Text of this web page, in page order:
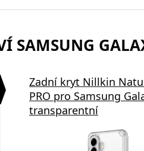
SAMSUNG
Zadní kryt Nillkin
PRO pro Samsung
transparentní